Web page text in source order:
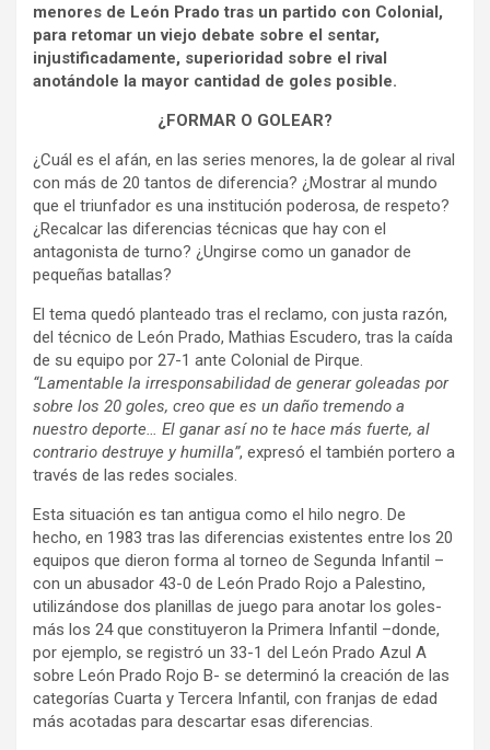
menores de León Prado tras un partido con Colonial,
para retomar un viejo debate sobre el sentar,
injustificadamente, superioridad sobre el rival
anotándole la mayor cantidad de goles posible.
¿FORMAR O GOLEAR?
¿Cuál es el afán, en las series menores, la de golear al rival
con más de 20 tantos de diferencia? ¿Mostrar al mundo
que el triunfador es una institución poderosa, de respeto?
¿Recalcar las diferencias técnicas que hay con el
antagonista de turno? ¿Ungirse como un ganador de
pequeñas batallas?
El tema quedó planteado tras el reclamo, con justa razón,
del técnico de León Prado, Mathias Escudero, tras la caída
de su equipo por 27-1 ante Colonial de Pirque.
“Lamentable la irresponsabilidad de generar goleadas por
sobre los 20 goles, creo que es un daño tremendo a
nuestro deporte… El ganar así no te hace más fuerte, al
contrario destruye y humilla”, expresó el también portero a
través de las redes sociales.
Esta situación es tan antigua como el hilo negro. De
hecho, en 1983 tras las diferencias existentes entre los 20
equipos que dieron forma al torneo de Segunda Infantil –
con un abusador 43-0 de León Prado Rojo a Palestino,
utilizándose dos planillas de juego para anotar los goles-
más los 24 que constituyeron la Primera Infantil –donde,
por ejemplo, se registró un 33-1 del León Prado Azul A
sobre León Prado Rojo B- se determinó la creación de las
categorías Cuarta y Tercera Infantil, con franjas de edad
más acotadas para descartar esas diferencias.